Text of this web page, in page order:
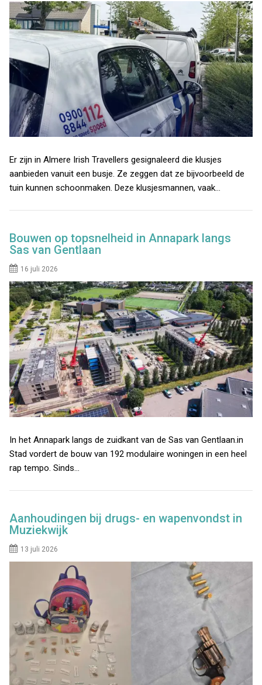
Er zijn in Almere Irish Travellers gesignaleerd die klusjes
aanbieden vanuit een busje. Ze zeggen dat ze bijvoorbeeld de
tuin kunnen schoonmaken. Deze klusjesmannen, vaak…
Bouwen op topsnelheid in Annapark langs
Sas van Gentlaan
16 juli 2026
In het Annapark langs de zuidkant van de Sas van Gentlaan.in
Stad vordert de bouw van 192 modulaire woningen in een heel
rap tempo. Sinds…
Aanhoudingen bij drugs- en wapenvondst in
Muziekwijk
13 juli 2026